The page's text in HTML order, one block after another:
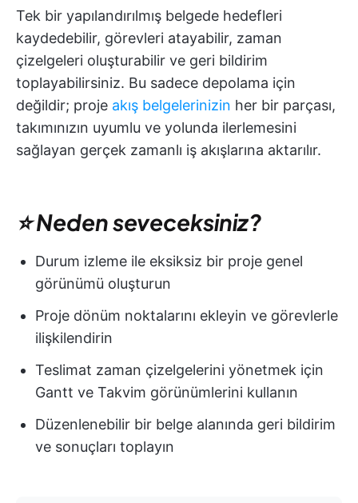
Tek bir yapılandırılmış belgede hedefleri
kaydedebilir, görevleri atayabilir, zaman
çizelgeleri oluşturabilir ve geri bildirim
toplayabilirsiniz. Bu sadece depolama için
değildir; proje akış belgelerinizin her bir parçası,
takımınızın uyumlu ve yolunda ilerlemesini
sağlayan gerçek zamanlı iş akışlarına aktarılır.
⭐ Neden seveceksiniz?
Durum izleme ile eksiksiz bir proje genel
görünümü oluşturun
Proje dönüm noktalarını ekleyin ve görevlerle
ilişkilendirin
Teslimat zaman çizelgelerini yönetmek için
Gantt ve Takvim görünümlerini kullanın
Düzenlenebilir bir belge alanında geri bildirim
ve sonuçları toplayın